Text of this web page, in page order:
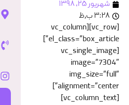
شهریور ۲۵, ۱۳۹۸
۳:۲۸ ب٫ظ
[vc_row][vc_column
el_class=”box_article”]
[vc_single_image
image=”7304″
img_size=”full”
alignment=”center”]
[vc_column_text]